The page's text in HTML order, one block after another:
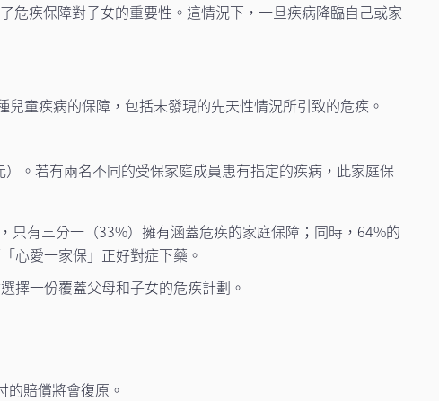
危疾保障對子女的重要性。這情況下，一旦疾病降臨自己或家
童疾病的保障，包括未發現的先天性情況所引致的危疾。
。若有兩名不同的受保家庭成員患有指定的疾病，此家庭保
有三分一（33%）擁有涵蓋危疾的家庭保障；同時，64%的
心愛一家保」正好對症下藥。
擇一份覆蓋父母和子女的危疾計劃。
的賠償將會復原。